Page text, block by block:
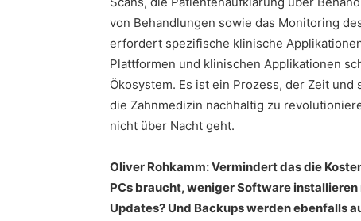
von Behandlungen sowie das Monitoring
erfordert spezifische klinische
Plattformen und klinischen Applikationen
Ökosystem. Es ist ein Prozess, der Zeit
die Zahnmedizin nachhaltig zu
nicht über Nacht geht.
Oliver Rohkamm: Vermindert das die
PCs braucht, weniger Software
Updates? Und Backups werden ebenfalls